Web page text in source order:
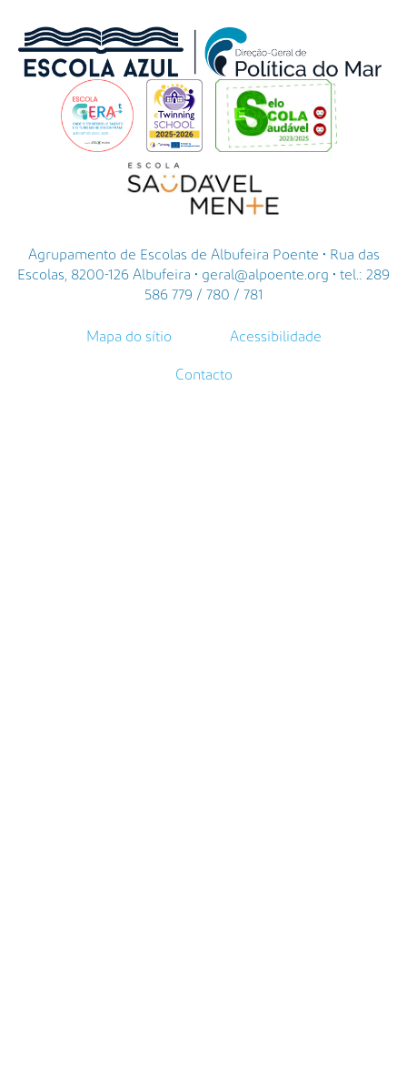
Agrupamento de Escolas de Albufeira Poente • Rua das
Escolas, 8200-126 Albufeira • geral@alpoente.org • tel.: 289
586 779 / 780 / 781
Mapa do sítio Acessibilidade
Contacto